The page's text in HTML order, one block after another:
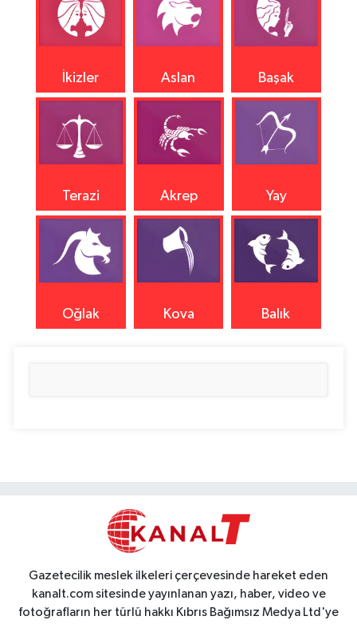
İkizler Aslan Başak
Terazi Akrep Yay
Oğlak Kova Balık
Gazetecilik meslek ilkeleri çerçevesinde hareket eden
kanalt.com sitesinde yayınlanan yazı, haber, video ve
fotoğrafların her türlü hakkı Kıbrıs Bağımsız Medya Ltd'ye